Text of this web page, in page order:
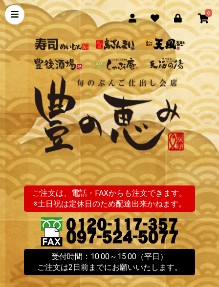
0
ご注文は、電話・FAXからも注文できます。
※土日祝は定休日のため配達出来かねます。
受付時間：10:00～15:00（平日）
ご注文は2日前までにお願いいたします。